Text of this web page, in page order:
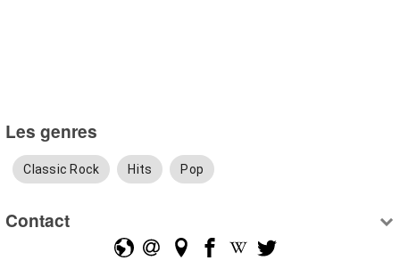
Les genres
Classic Rock Hits Pop
Contact